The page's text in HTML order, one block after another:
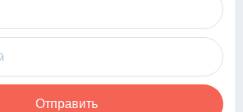
Отправить